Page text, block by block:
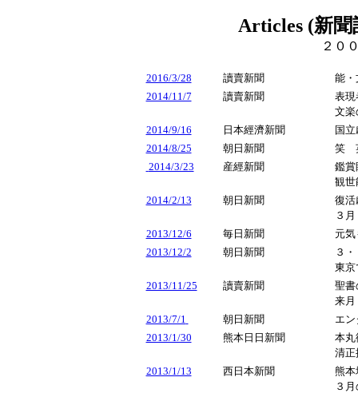
Articles (新
２０
2016/3/28 讀賣新聞
能
2014/11/7
讀賣新聞
表
文楽
2014/9/16
日本經濟新聞
国
2014/8/25
朝日新聞
笑
2014/3/23
産經新聞
鑑
観
2014/2/13
朝日新聞
復活
３
2013/12/6
毎日新聞
元
2013/12/2
朝日新聞
３
東
2013/11/25
讀賣新聞
聖
来月
2013/7/1
朝日新聞
エ
2013/1/30
熊本日日新聞
本丸
清
2013/1/13
西日本新聞
熊本
３